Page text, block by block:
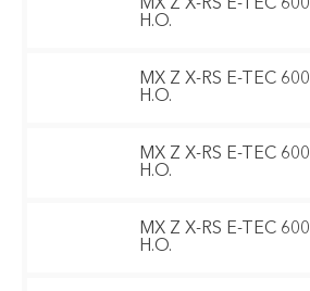
MX Z X-RS E-TEC 600
H.O.
MX Z X-RS E-TEC 600
H.O.
MX Z X-RS E-TEC 600
H.O.
MX Z X-RS E-TEC 600
H.O.